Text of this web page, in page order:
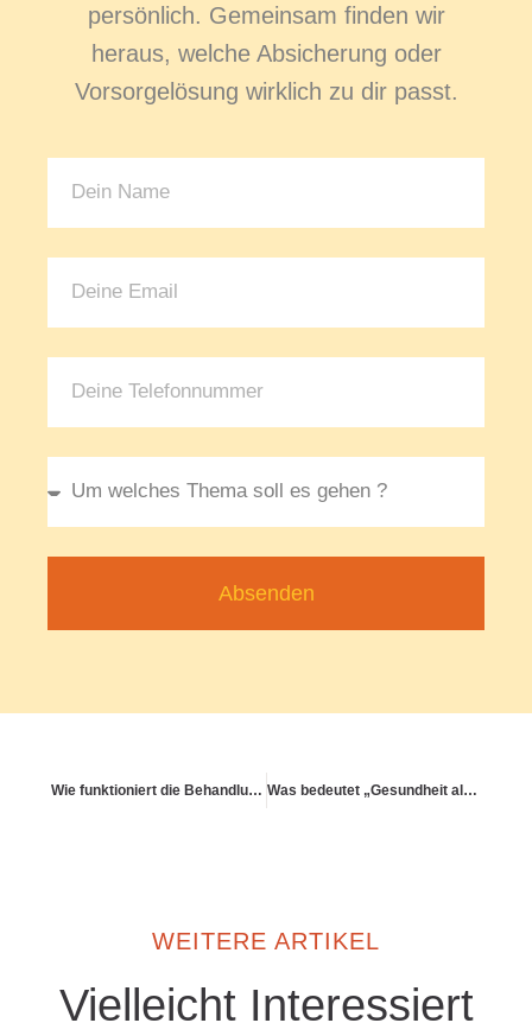
persönlich. Gemeinsam finden wir
heraus, welche Absicherung oder
Vorsorgelösung wirklich zu dir passt.
Absenden
Wie funktioniert die Behandlung durch Heilpraktiker mit PKV oder GKV? Was bedeutet „Gesundheit als Grundrecht“ praktisch?
WEITERE ARTIKEL
Vielleicht Interessiert